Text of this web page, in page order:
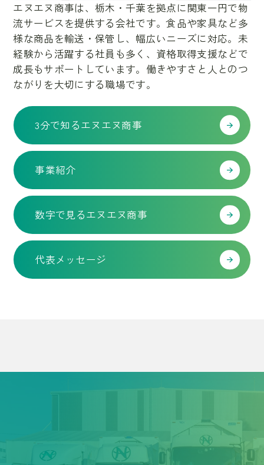
エヌエヌ商事は、栃木・千葉を拠点に関東一円で物
流サービスを提供する会社です。食品や家具など多
様な商品を輸送・保管し、幅広いニーズに対応。未
経験から活躍する社員も多く、資格取得支援などで
成長もサポートしています。働きやすさと人とのつ
ながりを大切にする職場です。
3分で知るエヌエヌ商事
事業紹介
数字で見るエヌエヌ商事
代表メッセージ